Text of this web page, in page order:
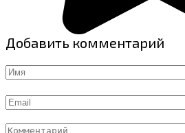
Добавить комментарий
Имя
Email
Комментарий